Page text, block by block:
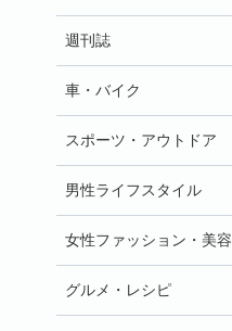
週刊誌
車・バイク
スポーツ・アウトドア
男性ライフスタイル
女性ファッション・美容
グルメ・レシピ